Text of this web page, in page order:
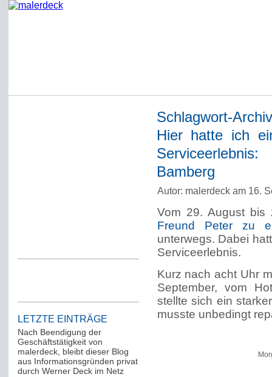
LETZTE EINTRÄGE
Nach Beendigung der
Geschäftstätigkeit von
malerdeck, bleibt dieser Blog
aus Informationsgründen privat
durch Werner Deck im Netz
Schlagwort-
Hier hatte ich
Bamberg
Autor: malerdeck am 16.
Vom 29. August bis
Freund Peter zu
unterwegs. Dabei
Serviceerlebnis.
Kurz nach acht Uhr
September, vom
stellte sich ein
musste unbedingt